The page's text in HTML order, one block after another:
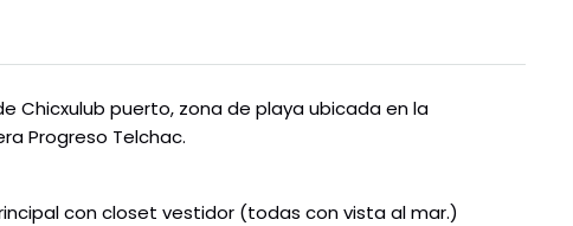
Chicxulub puerto, zona de playa ubicada en la
Progreso Telchac.
con closet vestidor (todas con vista al mar.)